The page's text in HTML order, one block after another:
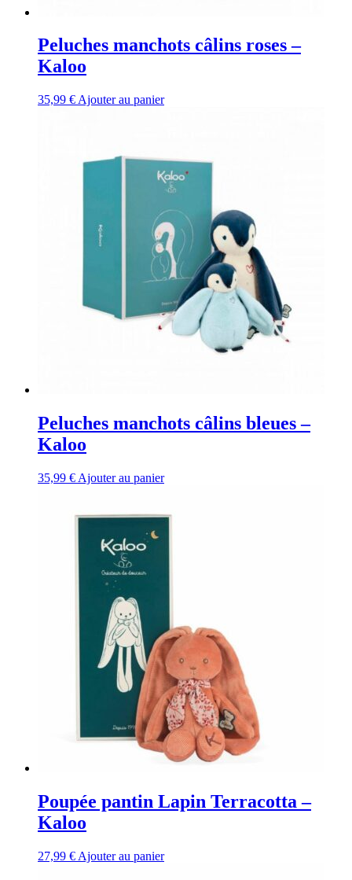
Peluches manchots câlins roses –
Kaloo
35,99 € Ajouter au panier
Peluches manchots câlins bleues –
Kaloo
35,99 € Ajouter au panier
Poupée pantin Lapin Terracotta –
Kaloo
27,99 € Ajouter au panier